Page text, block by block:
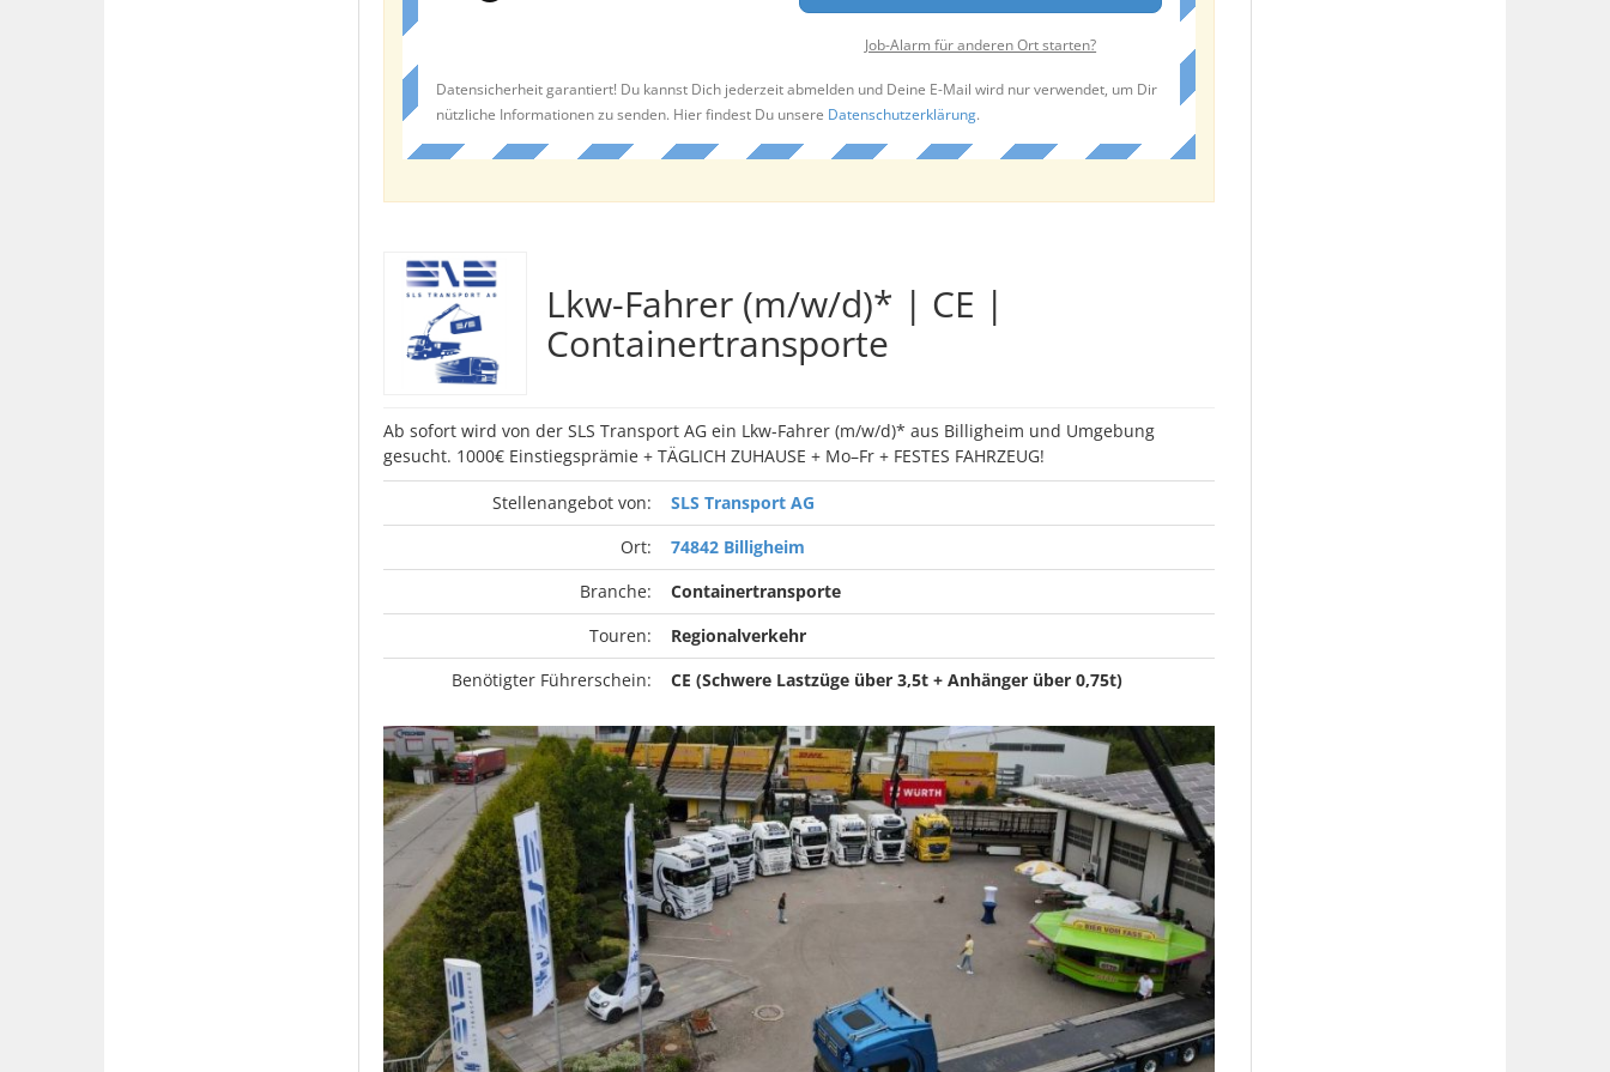
Job-Alarm für anderen Ort starten?
Datensicherheit garantiert! Du kannst Dich jederzeit abmelden und Deine E-Mail wird nur verwendet, um Dir
nützliche Informationen zu senden. Hier findest Du unsere Datenschutzerklärung.
Lkw-Fahrer (m/w/d)* | CE |
Containertransporte
Ab sofort wird von der SLS Transport AG ein Lkw-Fahrer (m/w/d)* aus Billigheim und Umgebung
gesucht. 1000€ Einstiegsprämie + TÄGLICH ZUHAUSE + Mo–Fr + FESTES FAHRZEUG!
Stellenangebot von:
SLS Transport AG
Ort:
74842 Billigheim
Branche:
Containertransporte
Touren:
Regionalverkehr
Benötigter Führerschein:
CE (Schwere Lastzüge über 3,5t + Anhänger über 0,75t)